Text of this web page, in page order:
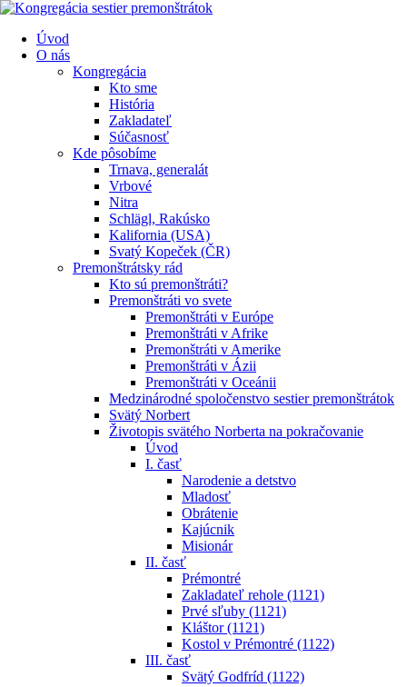
Úvod
O nás
Kongregácia
Kto sme
História
Zakladateľ
Súčasnosť
Kde pôsobíme
Trnava, generalát
Vrbové
Nitra
Schlägl, Rakúsko
Kalifornia (USA)
Svatý Kopeček (ČR)
Premonštrátsky rád
Kto sú premonštráti?
Premonštráti vo svete
Premonštráti v Európe
Premonštráti v Afrike
Premonštráti v Amerike
Premonštráti v Ázii
Premonštráti v Oceánii
Medzinárodné spoločenstvo sestier premonštrátok
Svätý Norbert
Životopis svätého Norberta na pokračovanie
Úvod
I. časť
Narodenie a detstvo
Mladosť
Obrátenie
Kajúcnik
Misionár
II. časť
Prémontré
Zakladateľ rehole (1121)
Prvé sľuby (1121)
Kláštor (1121)
Kostol v Prémontré (1122)
III. časť
Svätý Godfríd (1122)